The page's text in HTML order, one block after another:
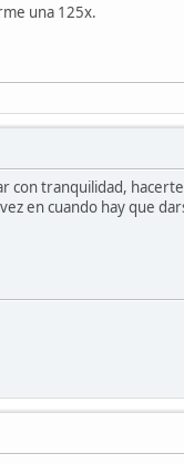
una 125x.
con tranquilidad,
en cuando hay que